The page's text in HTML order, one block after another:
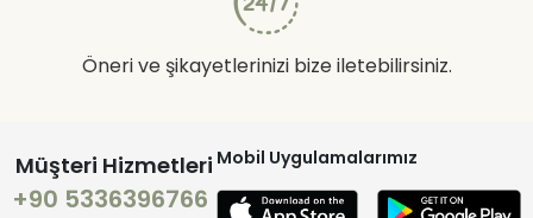
Öneri ve şikayetlerinizi bize iletebilirsiniz.
Müşteri Hizmetleri
+90 5336396766
Mobil Uygulamalarımız